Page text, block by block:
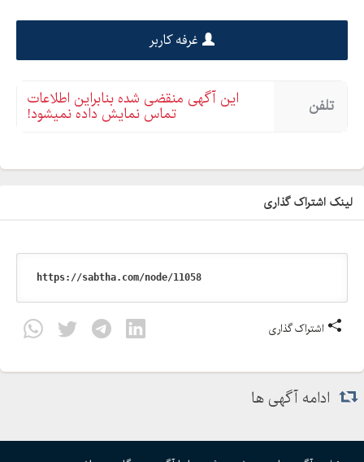
غرفه کاربر
تلفن این آگهی منقضی شده بنابراین اطلاعات
تماس نمایش داده نمیشود!
لینک اشتراک گذاری
اشتراک گذاری
ادامه آگهی ها